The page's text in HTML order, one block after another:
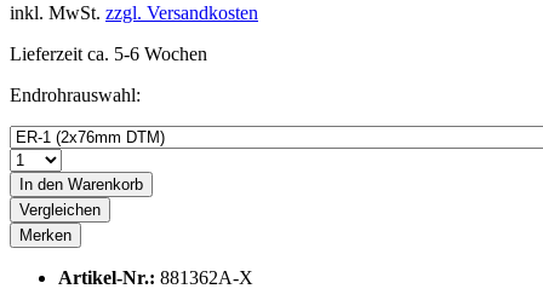
inkl. MwSt. zzgl. Versandkosten
Lieferzeit ca. 5-6 Wochen
Endrohrauswahl:
In den Warenkorb
Vergleichen
Merken
Artikel-Nr.: 881362A-X